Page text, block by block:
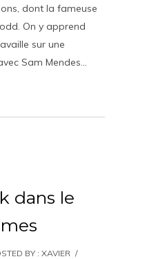
dont la fameuse
On y apprend
sur une
Sam Mendes…
dans le
BY : XAVIER /